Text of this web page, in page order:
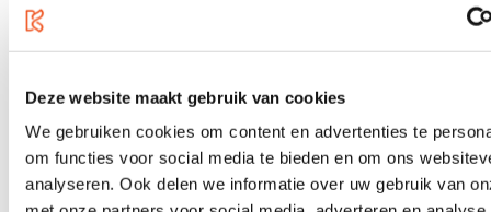
Deze website maakt gebruik van cookies
We gebruiken cookies om content en advertenties te
om functies voor social media te bieden en om ons
analyseren. Ook delen we informatie over uw gebruik van